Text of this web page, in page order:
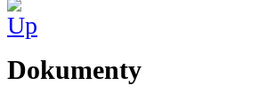
Dokumenty